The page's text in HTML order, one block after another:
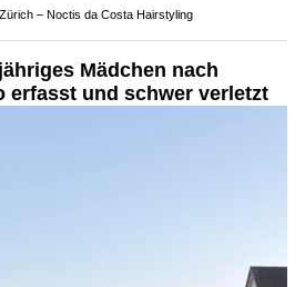
– Noctis da Costa Hairstyling
Mädchen nach
erfasst und schwer verletzt